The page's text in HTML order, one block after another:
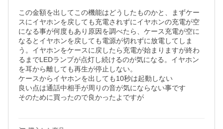
この金額を出してこの機能はどうしたものかと、まずケー
スにイヤホンを戻しても充電されずにイヤホンの充電が空
になる事が何度もあり原因を調べたら、ケース充電が空に
なるとイヤホンを戻しても電源が切れずに放電してしま
う。イヤホンをケースに戻したら充電が始まりますが終わ
るまでLEDランプが点灯し続けるのが気になる。イヤホン
を耳から離しても再生が停止しない。
ケースからイヤホンを出しても10秒は起動しない
良い点は通話中相手が周りの音が気にならない事です
そのために買ったので良かったよですが